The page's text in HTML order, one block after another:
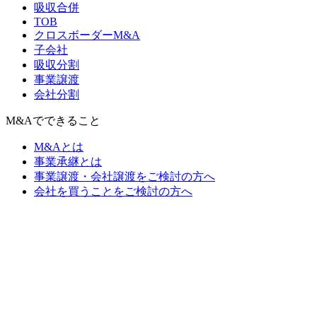
吸収合併
TOB
クロスボーダーM&A
子会社
吸収分割
事業譲渡
会社分割
M&Aでできること
M&Aとは
事業承継とは
事業譲渡・会社譲渡をご検討の方へ
会社を買うことをご検討の方へ